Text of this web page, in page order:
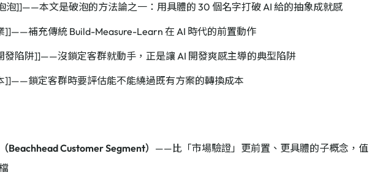
泡]]——本文是破泡的方法論之一：用具體的 30 個名字打破 AI 給的抽象成就感
]]——補充傳統 Build-Measure-Learn 在 AI 時代的前置動作
發陷阱]]——沒鎖定客群就動手，正是讓 AI 開發爽感主導的典型陷阱
]]——鎖定客群時要評估能不能繞過既有方案的轉換成本
Beachhead Customer Segment） ——比「市場驗證」更前置、更具體的子概念，值